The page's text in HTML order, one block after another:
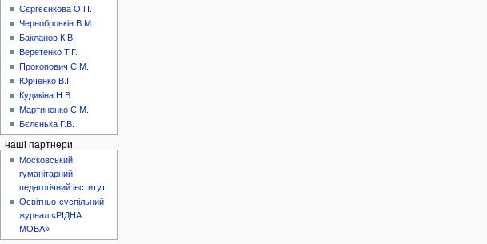
Сєргєєнкова О.П.
Чернобровкін В.М.
Бакланов К.В.
Веретенко Т.Г.
Прокопович Є.М.
Юрченко В.І.
Кудикіна Н.В.
Мартиненко С.М.
Бєлєнька Г.В.
наші партнери
Московський
гуманітарний
педагогічний інститут
Освітньо-суспільний
журнал «РІДНА
МОВА»